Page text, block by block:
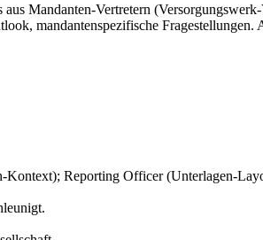
aus Mandanten-Vertretern
mandantenspezifische
Reporting Officer (Unterlagen-